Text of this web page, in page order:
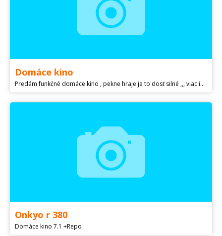
Domáce kino
Predám funkčné domáce kino , pekne hraje je to dosť silné ,,, viac info
Onkyo r 380
Domáce kino 7.1 +Repo